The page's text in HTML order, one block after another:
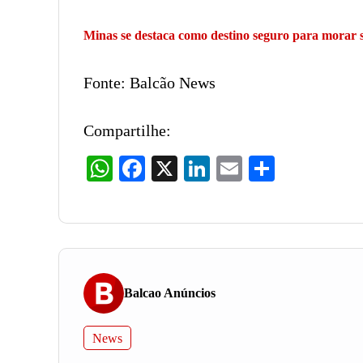
Minas se destaca como destino seguro para morar
Fonte: Balcão News
Compartilhe:
WhatsAppFacebook LinkedInEmail
Balcao Anúncios
News